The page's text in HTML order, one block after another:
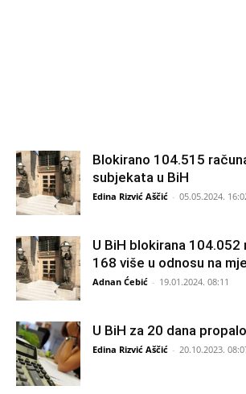
Blokirano 104.515
subjekata u BiH
Edina Rizvić Aščić - 05.05.2024.
U BiH blokirana 104.052
168 više u odnosu na
Adnan Ćebić - 19.01.2024. 08:11
U BiH za 20 dana
Edina Rizvić Aščić - 20.10.2023.